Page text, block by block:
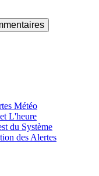
Météo
L'heure
du Système
des Alertes